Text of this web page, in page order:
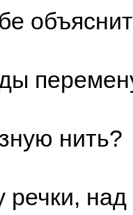
нить?
речки,